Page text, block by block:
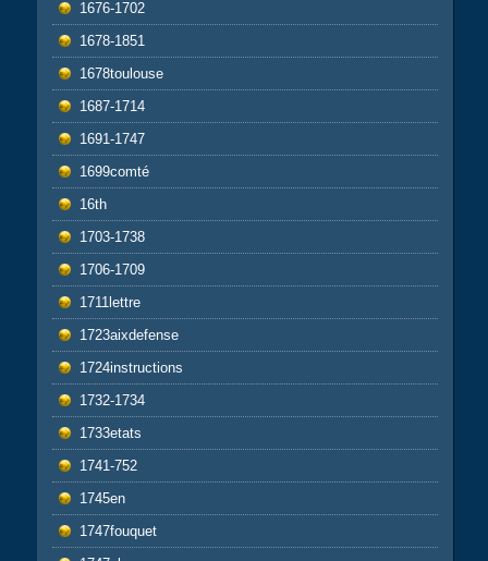
1676-1702
1678-1851
1678toulouse
1687-1714
1691-1747
1699comté
16th
1703-1738
1706-1709
1711lettre
1723aixdefense
1724instructions
1732-1734
1733etats
1741-752
1745en
1747fouquet